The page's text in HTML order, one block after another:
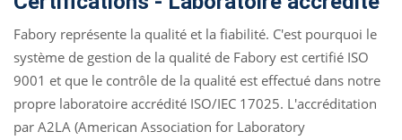
Fabory représente la qualité et la fiabilité. C'est pourquoi le
système de gestion de la qualité de Fabory est certifié ISO
9001 et que le contrôle de la qualité est effectué dans notre
propre laboratoire accrédité ISO/IEC 17025. L'accréditation
par A2LA (American Association for Laboratory